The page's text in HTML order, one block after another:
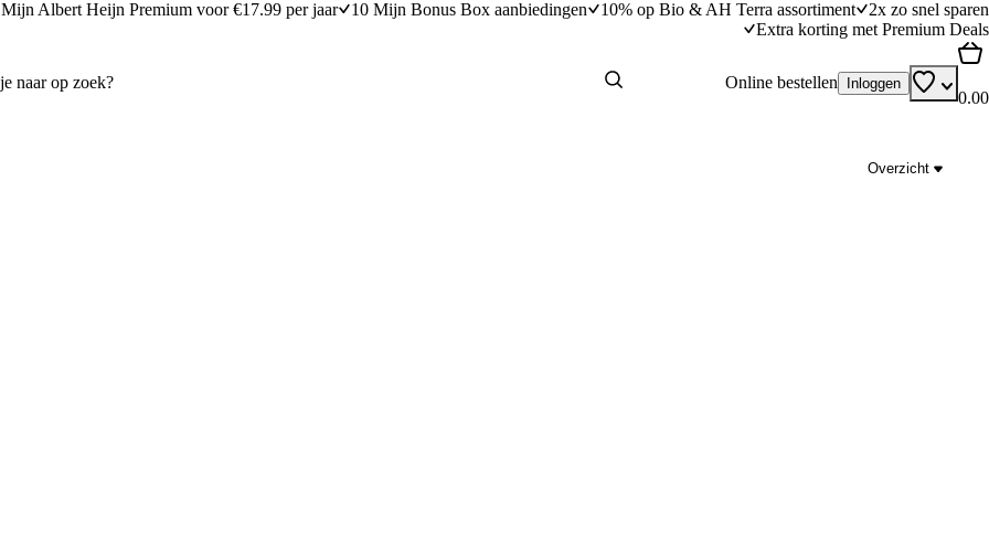
Mijn Albert Heijn Premium voor €17.99 per jaar 10 Mijn Bonus Box aanbiedingen 10% op Bio & AH Terra assortiment
2x zo snel sparen
Extra korting met Premium Deals
Online bestellen Inloggen
0.00
Overzicht